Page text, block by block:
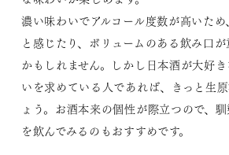
濃い味わいでアルコール度数が高いた
と感じたり、ボリュームのある飲み口
かもしれません。しかし日本酒が大好
いを求めている人であれば、きっと生
ょう。お酒本来の個性が際立つので、
を飲んでみるのもおすすめです。